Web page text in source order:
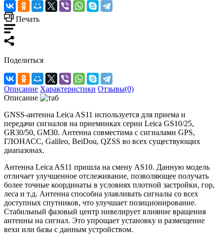
Печать
Поделиться
Описание Характеристики Отзывы(0)
Описание
GNSS-антенна Leica AS11 используется для приема и
передачи сигналов на приемниках серии Leica GS10/25,
GR30/50, GM30. Антенна совместима с сигналами GPS,
ГЛОНАСС, Galileo, BeiDou, QZSS во всех существующих
диапазонах.
Антенна Leica AS11 пришла на смену AS10. Данную модель
отличает улучшенное отслеживание, позволяющее получать
более точные координаты в условиях плотной застройки, гор,
леса и т.д. Антенна способна улавливать сигналы со всех
доступных спутников, что улучшает позиционирование.
Стабильный фазовый центр нивелирует влияние вращения
антенны на сигнал. Это упрощает установку и размещение
вехи или базы с данным устройством.